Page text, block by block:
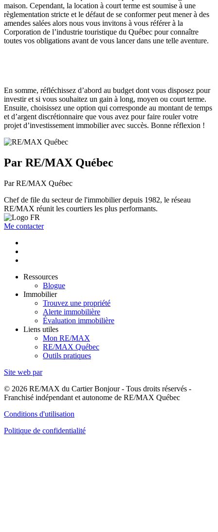
maison. Cependant, la location à court terme est soumise à une
règlementation stricte et le défaut de se conformer peut mener à des
amendes salées alors nous vous invitons à vous référer à la
Corporation de l’industrie touristique du Québec pour connaître
toutes vos obligations avant de vous lancer dans une telle aventure.
En somme, réfléchissez d’abord au budget dont vous disposez pour
investir et si vous souhaitez un gain à long, moyen ou court terme.
Ensuite, choisissez une option qui corresponde au montant de temps
et d’argent discrétionnaire que vous avez pour faire rouler votre
projet d’investissement immobilier avec succès. Bonne réflexion !
Par RE/MAX Québec
Par RE/MAX Québec
Chef de file du secteur de l'immobilier depuis 1982, le réseau
RE/MAX réunit les courtiers les plus performants.
Me contacter
Ressources
Blogue
Immobilier
Trouvez une propriété
Alerte immobilière
Évaluation immobilière
Liens utiles
Mon RE/MAX
RE/MAX Québec
Outils pratiques
Site web par
© 2026 RE/MAX du Cartier Bonjour - Tous droits réservés -
Franchisé indépendant et autonome de RE/MAX Québec
Conditions d'utilisation
Politique de confidentialité